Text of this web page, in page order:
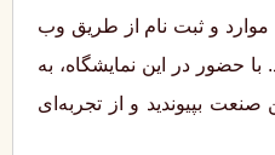
موارد و ثبت ‌نام از طریق وب‌
حضور در این نمایشگاه، به
صنعت بپیوندید و از تجربه‌ای